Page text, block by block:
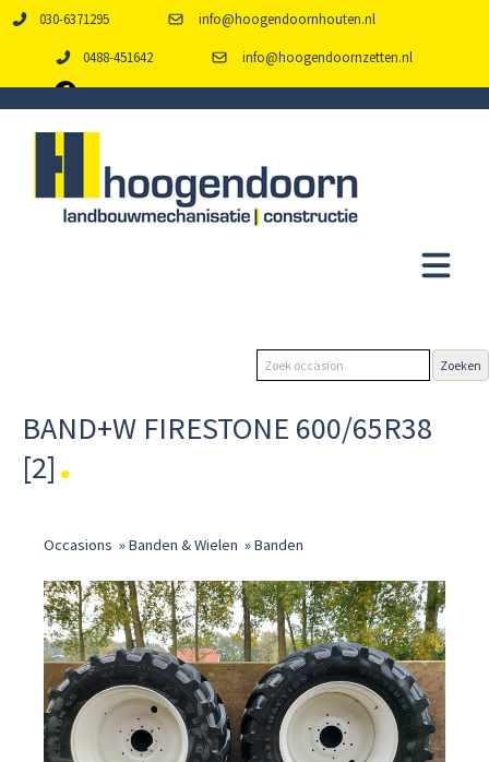
030-6371295 info@hoogendoornhouten.nl
0488-451642 info@hoogendoornzetten.nl
BAND+W FIRESTONE 600/65R38
[2]
Occasions »Banden & Wielen »Banden